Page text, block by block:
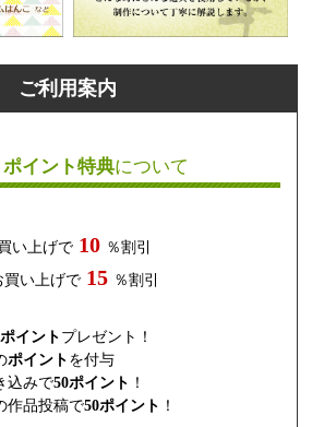
ご利用案内
ポイント特典について
い上げで 10 ％割引
買い上げで 15 ％割引
イント プレゼント！
ポイント を付与
込みで50ポイント ！
作品投稿で50ポイント ！